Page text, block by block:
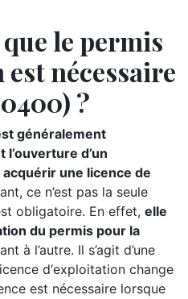
le permis
nécessaire
?
généralement
d’un
une licence de
ce n’est pas la seule
obligatoire. En effet, elle
du permis pour la
à l’autre. Il s’agit d’une
d‘exploitation change
est nécessaire lorsque